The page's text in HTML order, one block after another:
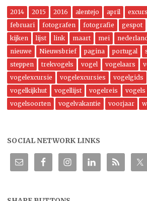
2014 2015 2016 alentejo april
februari
fotografen fotografie gespot
kijken
lijst link maart mei
nieuwe
Nieuwsbrief pagina portugal
steppen
trekvogels vogel vogelaars
vogelexcursie
vogelexcursies vogelgids
vogelkijkhut
vogellijst vogelreis vogels
vogelsoorten
vogelvakantie voorjaar
SOCIAL NETWORK LINKS